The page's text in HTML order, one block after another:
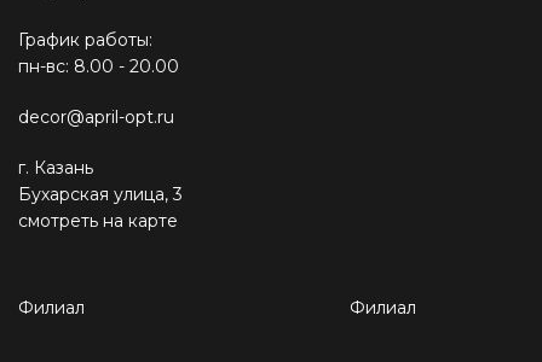
График работы:
пн-вс: 8.00 - 20.00
decor@april-opt.ru
г. Казань
Бухарская улица, 3
смотреть на карте
Филиал Филиал